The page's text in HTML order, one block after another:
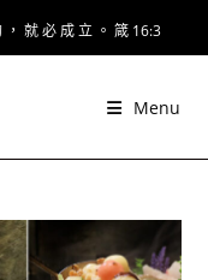
就 必 成 立 。 箴 16:3
Menu